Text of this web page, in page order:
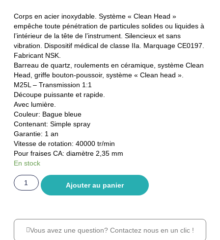
Corps en acier inoxydable. Système « Clean Head »
empêche toute pénétration de particules solides ou liquides à
l’intérieur de la tête de l’instrument. Silencieux et sans
vibration. Dispositif médical de classe IIa. Marquage CE0197.
Fabricant NSK.
Barreau de quartz, roulements en céramique, système Clean
Head, griffe bouton-poussoir, système « Clean head ».
M25L – Transmission 1:1
Découpe puissante et rapide.
Avec lumière.
Couleur: Bague bleue
Contenant: Simple spray
Garantie: 1 an
Vitesse de rotation: 40000 tr/min
Pour fraises CA: diamètre 2,35 mm
En stock
Ajouter au panier
Vous avez une question? Contactez nous en un clic !